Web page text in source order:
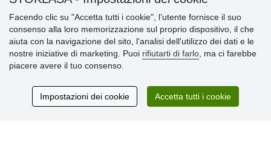
» Termini & Condizioni
» Informativa sulla Privacy
» Consegna e pagamento
» Garanzia e resi
» Programma fedeltà
Recensioni
dei clienti
Facendo clic su "Accetta tutti i cookie", l’utente fornisce il suo
consenso alla loro memorizzazione sul proprio dispositivo, il che
aiuta con la navigazione del sito, l'analisi dell'utilizzo dei dati e le
nostre iniziative di marketing. Puoi rifiutarti di farlo , ma ci farebbe
piacere avere il tuo consenso.
Impostazioni dei cookie Accetta tutti i cookie